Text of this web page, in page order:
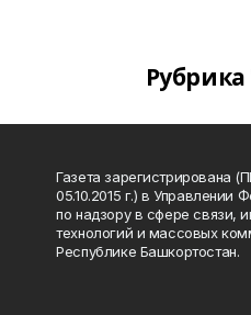
Газета зарегистрирована
05.10.2015 г.) в Управлении
по надзору в сфере связи,
технологий и массовых
Республике Башкортостан.